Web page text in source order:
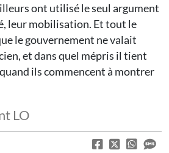
ont utilisé le seul argument
leur mobilisation. Et tout le
le gouvernement ne valait
et dans quel mépris il tient
ils commencent à montrer
LO